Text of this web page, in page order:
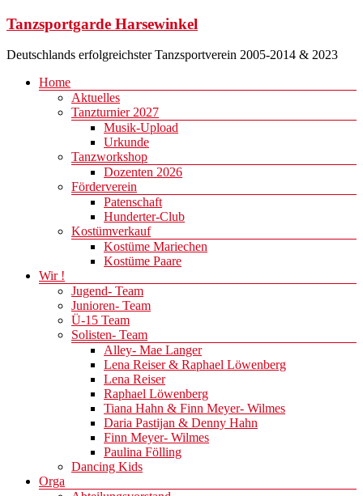
Zum
springen
Tanzsportgarde Harsewinkel
Deutschlands erfolgreichster Tanzsportverein 2005-2014 & 2023
Menü
Home
Aktuelles
Tanzturnier 2027
Musik-Upload
Urkunde
Tanzworkshop
Dozenten 2026
Förderverein
Patenschaft
Hunderter-Club
Kostümverkauf
Kostüme Mariechen
Kostüme Paare
Wir !
Jugend- Team
Junioren- Team
Ü-15 Team
Solisten- Team
Alley- Mae Langer
Lena Reiser & Raphael Löwenberg
Lena Reiser
Raphael Löwenberg
Tiana Hahn & Finn Meyer- Wilmes
Daria Pastijan & Denny Hahn
Finn Meyer- Wilmes
Paulina Fölling
Dancing Kids
Orga